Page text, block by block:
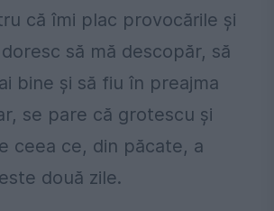
că îmi plac provocările și
să mă descopăr, să
bine și să fiu în preajma
se pare că grotescu și
ceea ce, din păcate, a
două zile.